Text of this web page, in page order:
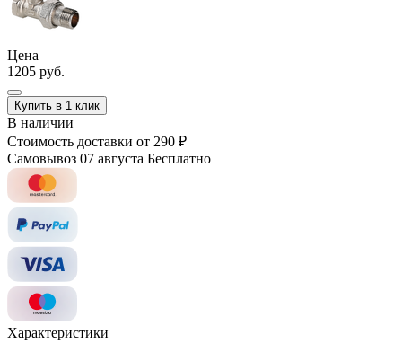
Цена
1205 руб.
Купить в 1 клик
В наличии
Стоимость доставки от 290 ₽
Самовывоз 07 августа Бесплатно
Характеристики